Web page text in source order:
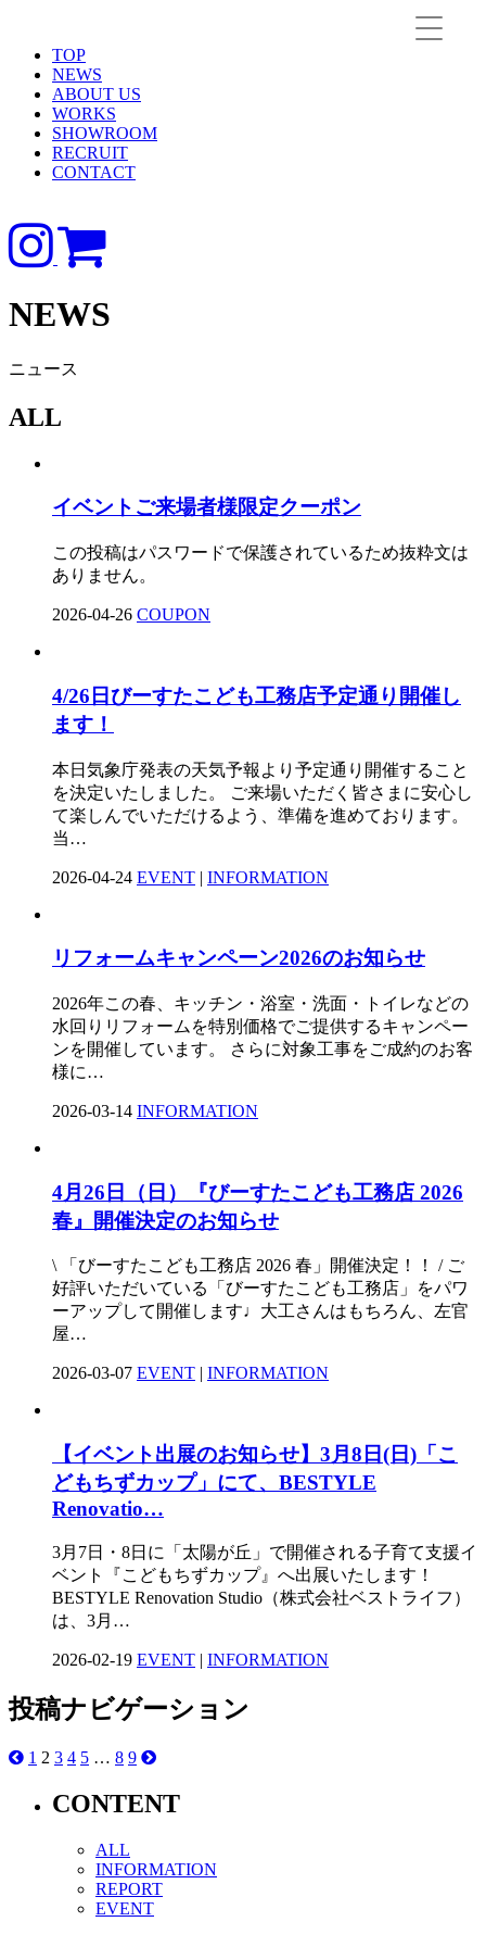
TOP
NEWS
ABOUT US
WORKS
SHOWROOM
RECRUIT
CONTACT
NEWS
ニュース
ALL
イベントご来場者様限定クーポン
この投稿はパスワードで保護されているため抜粋文は
ありません。
2026-04-26 COUPON
4/26日びーすたこども工務店予定通り開催し
ます！
本日気象庁発表の天気予報より予定通り開催すること
を決定いたしました。 ご来場いただく皆さまに安心し
て楽しんでいただけるよう、準備を進めております。
当…
2026-04-24 EVENT | INFORMATION
リフォームキャンペーン2026のお知らせ
2026年この春、キッチン・浴室・洗面・トイレなどの
水回りリフォームを特別価格でご提供するキャンペー
ンを開催しています。 さらに対象工事をご成約のお客
様に…
2026-03-14 INFORMATION
4月26日（日）『びーすたこども工務店 2026
春』開催決定のお知らせ
\ 「びーすたこども工務店 2026 春」開催決定！！ / ご
好評いただいている「びーすたこども工務店」をパワ
ーアップして開催します♩大工さんはもちろん、左官
屋…
2026-03-07 EVENT | INFORMATION
【イベント出展のお知らせ】3月8日(日)「こ
どもちずカップ」にて、BESTYLE
Renovatio…
3月7日・8日に「太陽が丘」で開催される子育て支援イ
ベント『こどもちずカップ』へ出展いたします！
BESTYLE Renovation Studio（株式会社ベストライフ）
は、3月…
2026-02-19 EVENT | INFORMATION
投稿ナビゲーション
1 2 3 4 5 … 8 9
CONTENT
ALL
INFORMATION
REPORT
EVENT